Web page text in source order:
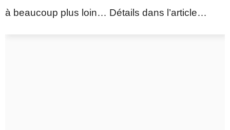
à beaucoup plus loin… Détails dans l’article…